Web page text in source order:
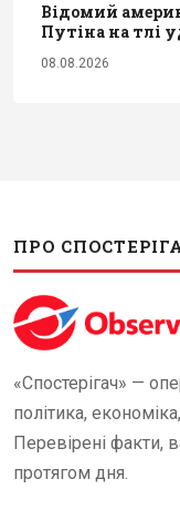
Відомий
Путіна на тлі
08.08.2026
ПРО
«Спостерігач» —
політика,
Перевірені факти,
протягом дня.